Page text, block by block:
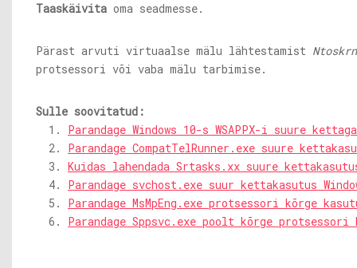
Taaskäivita oma seadmesse.
Pärast arvuti virtuaalse mälu lähtestamist
protsessori või vaba mälu tarbimise.
Sulle soovitatud:
Parandage Windows 10-s WSAPPX-i suure
Parandage CompatTelRunner.exe suure
Kuidas lahendada Srtasks.xx suure
Parandage svchost.exe suur kettakasutus
Parandage MsMpEng.exe protsessori kõrge
Parandage Sppsvc.exe poolt kõrge protsessori